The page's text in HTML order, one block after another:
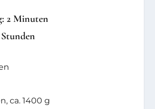
2 Minuten
ca. 1400 g